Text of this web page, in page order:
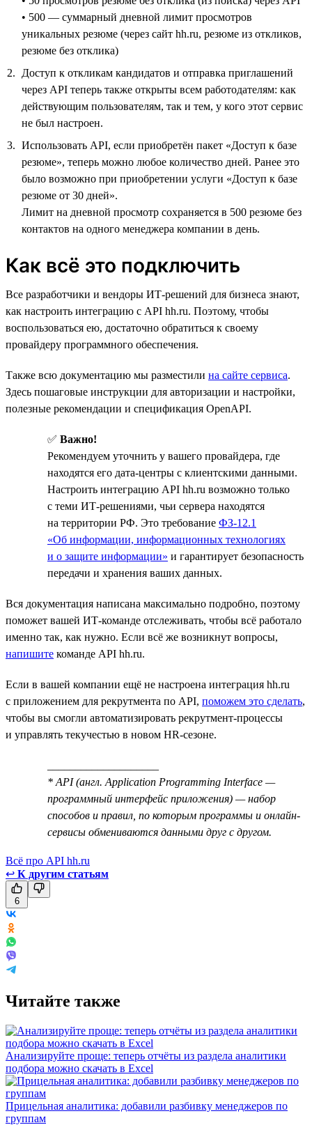
• 500 — суммарный дневной лимит просмотров
уникальных резюме (через сайт hh.ru, резюме из откликов,
резюме без отклика)
Доступ к откликам кандидатов и отправка приглашений
через API теперь также открыты всем работодателям: как
действующим пользователям, так и тем, у кого этот сервис
не был настроен.
Использовать API, если приобретён пакет «Доступ к базе
резюме», теперь можно любое количество дней. Ранее это
было возможно при приобретении услуги «Доступ к базе
резюме от 30 дней».
Лимит на дневной просмотр сохраняется в 500 резюме без
контактов на одного менеджера компании в день.
Как всё это подключить
Все разработчики и вендоры ИТ-решений для бизнеса знают,
как настроить интеграцию с API hh.ru. Поэтому, чтобы
воспользоваться ею, достаточно обратиться к своему
провайдеру программного обеспечения.
Также всю документацию мы разместили на сайте сервиса.
Здесь пошаговые инструкции для авторизации и настройки,
полезные рекомендации и спецификация OpenAPI.
✅ Важно!
Рекомендуем уточнить у вашего провайдера, где
находятся его дата-центры с клиентскими данными.
Настроить интеграцию API hh.ru возможно только
с теми ИТ-решениями, чьи сервера находятся
на территории РФ. Это требование ФЗ-12.1
«Об информации, информационных технологиях
и о защите информации» и гарантирует безопасность
передачи и хранения ваших данных.
Вся документация написана максимально подробно, поэтому
поможет вашей ИТ-команде отслеживать, чтобы всё работало
именно так, как нужно. Если всё же возникнут вопросы,
напишите команде API hh.ru.
Если в вашей компании ещё не настроена интеграция hh.ru
с приложением для рекрутмента по API, поможем это сделать,
чтобы вы смогли автоматизировать рекрутмент-процессы
и управлять текучестью в новом HR-сезоне.
* API (англ. Application Programming Interface —
программный интерфейс приложения) — набор
способов и правил, по которым программы и онлайн-
сервисы обмениваются данными друг с другом.
Всё про API hh.ru
↩ К другим статьям
6
Читайте также
Анализируйте проще: теперь отчёты из раздела аналитики
подбора можно скачать в Excel
Прицельная аналитика: добавили разбивку менеджеров по
группам